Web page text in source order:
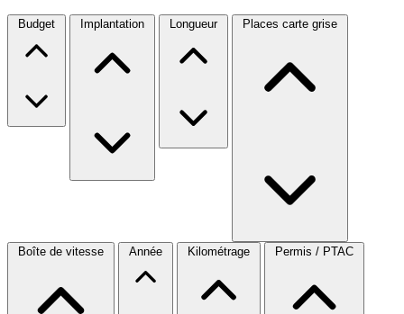
Budget Implantation Longueur Places carte grise
Boîte de vitesse Année Kilométrage Permis / PTAC